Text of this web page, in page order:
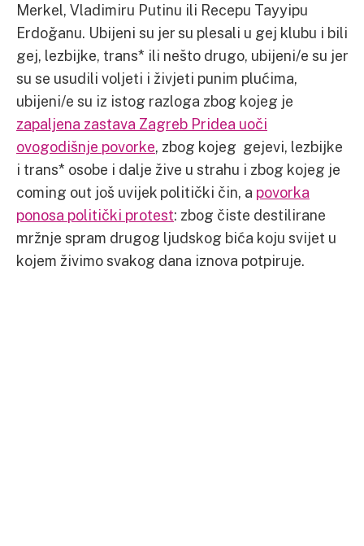
Merkel, Vladimiru Putinu ili Recepu Tayyipu
Erdoğanu. Ubijeni su jer su plesali u gej klubu i bili
gej, lezbijke, trans* ili nešto drugo, ubijeni/e su jer
su se usudili voljeti i živjeti punim plućima,
ubijeni/e su iz istog razloga zbog kojeg je
zapaljena zastava Zagreb Pridea uoči
ovogodišnje povorke, zbog kojeg gejevi, lezbijke
i trans* osobe i dalje žive u strahu i zbog kojeg je
coming out još uvijek politički čin, a povorka
ponosa politički protest: zbog čiste destilirane
mržnje spram drugog ljudskog bića koju svijet u
kojem živimo svakog dana iznova potpiruje.